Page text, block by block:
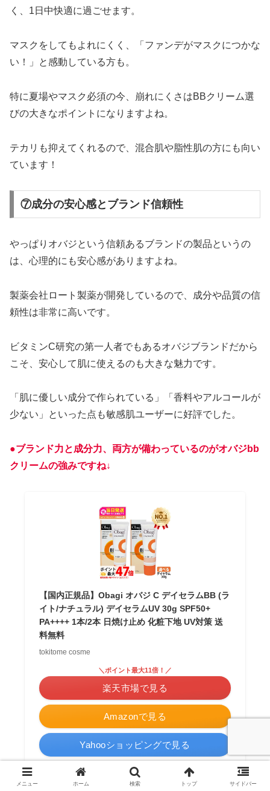
く、1日中快適に過ごせます。
マスクをしてもよれにくく、「ファンデがマスクにつかな
い！」と感動している方も。
特に夏場やマスク必須の今、崩れにくさはBBクリーム選
びの大きなポイントになりますよね。
テカリも抑えてくれるので、混合肌や脂性肌の方にも向い
ています！
⑦成分の安心感とブランド信頼性
やっぱりオバジという信頼あるブランドの製品というの
は、心理的にも安心感がありますよね。
製薬会社ロート製薬が開発しているので、成分や品質の信
頼性は非常に高いです。
ビタミンC研究の第一人者でもあるオバジブランドだから
こそ、安心して肌に使えるのも大きな魅力です。
「肌に優しい成分で作られている」「香料やアルコールが
少ない」といった点も敏感肌ユーザーに好評でした。
●ブランド力と成分力、両方が備わっているのがオバジbb
クリームの強みですね↓
【国内正規品】Obagi オバジ C デイセラムBB (ラ
イト/ナチュラル) デイセラムUV 30g SPF50+
PA++++ 1本/2本 日焼け止め 化粧下地 UV対策 送
料無料
tokitome cosme
Amazonで見る
＼ポイント最大11倍！／
楽天市場で見る
Yahooショッピングで見る
ポチップ
メニュー ホーム 検索 トップ サイドバー